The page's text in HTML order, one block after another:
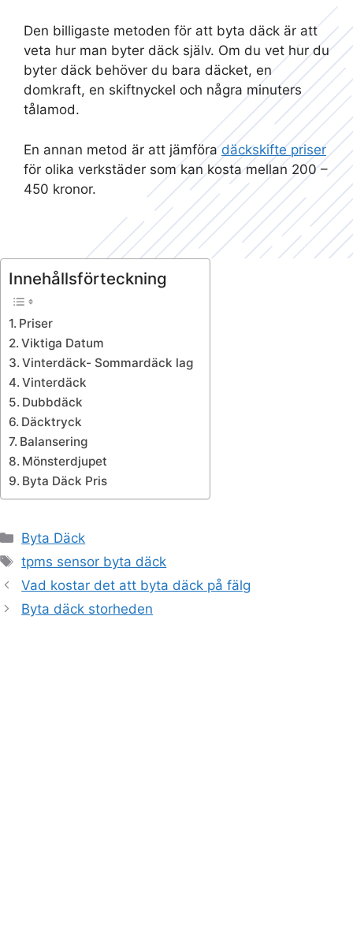
Den billigaste metoden för att byta däck är att
veta hur man byter däck själv. Om du vet hur du
byter däck behöver du bara däcket, en
domkraft, en skiftnyckel och några minuters
tålamod.
En annan metod är att jämföradäckskifte priser
för olika verkstäder som kan kosta mellan 200 –
450 kronor.
Innehållsförteckning
Priser
Viktiga Datum
Vinterdäck- Sommardäck lag
Vinterdäck
Dubbdäck
Däcktryck
Balansering
Mönsterdjupet
Byta Däck Pris
Kategorier
Byta Däck
Etiketter
tpms sensor byta däck
Vad kostar det att byta däck på fälg
Byta däck storheden